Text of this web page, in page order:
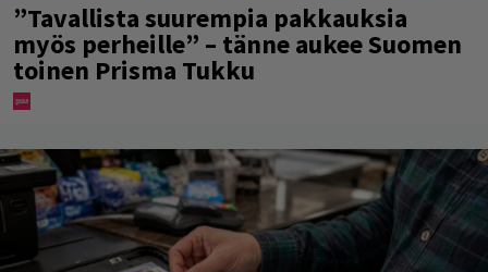
”Tavallista suurempia pakkauksia
myös perheille” – tänne aukee Suomen
toinen Prisma Tukku